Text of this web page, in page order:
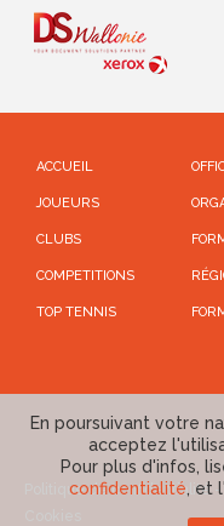
ACCUEIL
JOUEURS
CLUBS
COMPETITIONS
TOP TENNIS
Politique de confidentialité-
En poursuivant votre
acceptez
Pour plus d'infos,
confidentialité , et l'